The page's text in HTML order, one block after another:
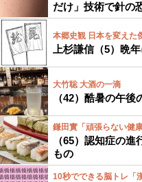
だけ」技術で針の
本郷史観 日本を変えた
上杉謙信（5）晩
大竹聡 大酒の一滴
（42）酷暑の午後
鎌田實「頑張らない健康
（65）認知症の
もの
10秒でできる脳トレ「